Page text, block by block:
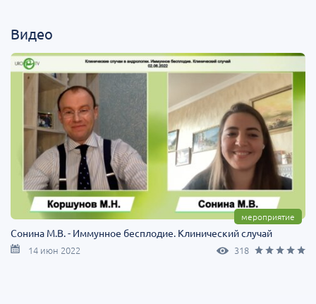
Видео
мероприятие
Сонина М.В. - Иммунное бесплодие. Клинический случай
14 июн 2022 318